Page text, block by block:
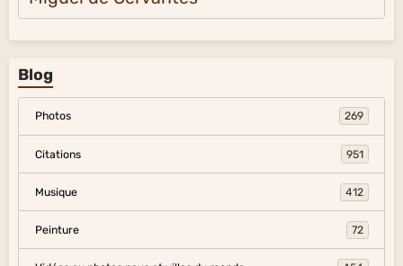
Blog
Photos 269
Citations 951
Musique 412
Peinture 72